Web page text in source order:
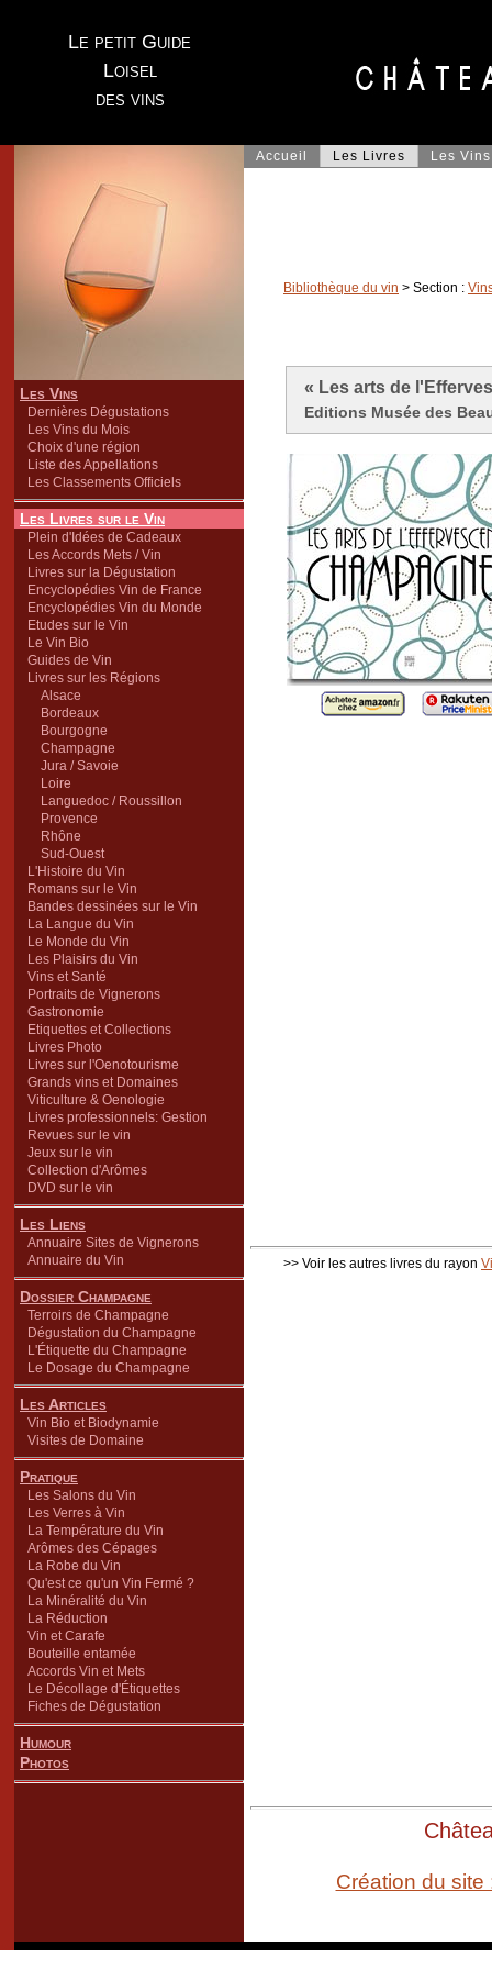
Le petit Guide
Loisel
des vins
Les Vins
Dernières Dégustations
Les Vins du Mois
Choix d'une région
Liste des Appellations
Les Classements Officiels
Les Livres sur le Vin
Plein d'Idées de Cadeaux
Les Accords Mets / Vin
Livres sur la Dégustation
Encyclopédies Vin de France
Encyclopédies Vin du Monde
Etudes sur le Vin
Le Vin Bio
Guides de Vin
Livres sur les Régions
Alsace
Bordeaux
Bourgogne
Champagne
Jura / Savoie
Loire
Languedoc / Roussillon
Provence
Rhône
Sud-Ouest
L'Histoire du Vin
Romans sur le Vin
Bandes dessinées sur le Vin
La Langue du Vin
Le Monde du Vin
Les Plaisirs du Vin
Vins et Santé
Portraits de Vignerons
Gastronomie
Etiquettes et Collections
Livres Photo
Livres sur l'Oenotourisme
Grands vins et Domaines
Viticulture & Oenologie
Livres professionnels: Gestion
Revues sur le vin
Jeux sur le vin
Collection d'Arômes
DVD sur le vin
Les Liens
Annuaire Sites de Vignerons
Annuaire du Vin
Dossier Champagne
Terroirs de Champagne
Dégustation du Champagne
L'Étiquette du Champagne
Le Dosage du Champagne
Les Articles
Vin Bio et Biodynamie
Visites de Domaine
Pratique
Les Salons du Vin
Les Verres à Vin
La Température du Vin
Arômes des Cépages
La Robe du Vin
Qu'est ce qu'un Vin Fermé ?
La Minéralité du Vin
La Réduction
Vin et Carafe
Bouteille entamée
Accords Vin et Mets
Le Décollage d'Étiquettes
Fiches de Dégustation
Humour
Photos
Accueil Les Livres Les Vins
Bibliothèque du vin > Section :
« Les arts de
Editions Musée des
>> Voir les autres livres du rayon
Création du site